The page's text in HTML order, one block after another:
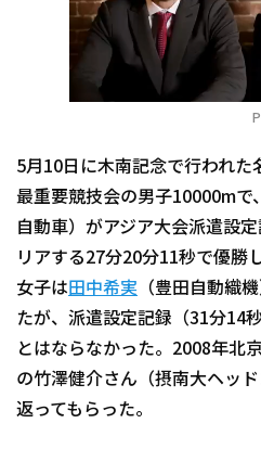
5月10日に木南記念で行われた
最重要競技会の男子10000mで
自動車）がアジア大会派遣設
リアする27分20分11秒で優勝
女子は 田中希実 （豊田自動織
たが、派遣設定記録（31分14
とはならなかった。2008年北
の竹澤健介さん（摂南大ヘッ
返ってもらった。